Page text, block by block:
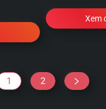
Xem
1 2